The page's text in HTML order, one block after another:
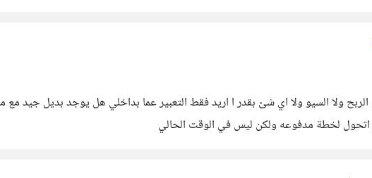
ولا السيو ولا اي شئ بقدر ا اريد فقط التعبير عما بداخلي هل يوجد بديل جيد مع
لخطة مدفوعه ولكن ليس في الوقت الحالي